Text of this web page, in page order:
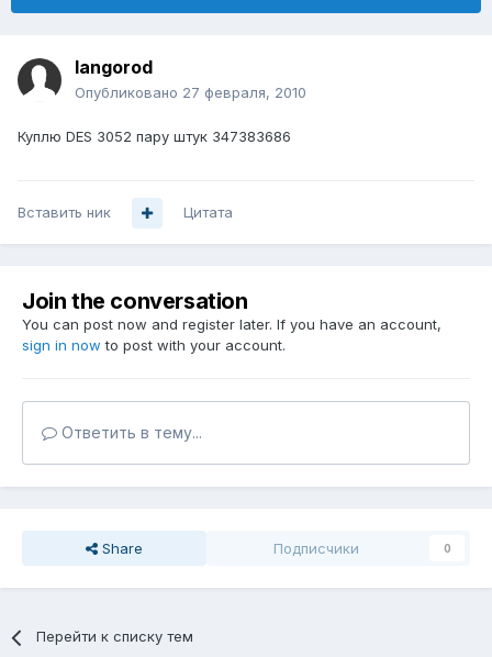
langorod
Опубликовано 27 февраля, 2010
Куплю DES 3052 пару штук 347383686
Вставить ник Цитата
Join the conversation
You can post now and register later. If you have an account,
sign in now to post with your account.
Ответить в тему...
Share Подписчики 0
Перейти к списку тем